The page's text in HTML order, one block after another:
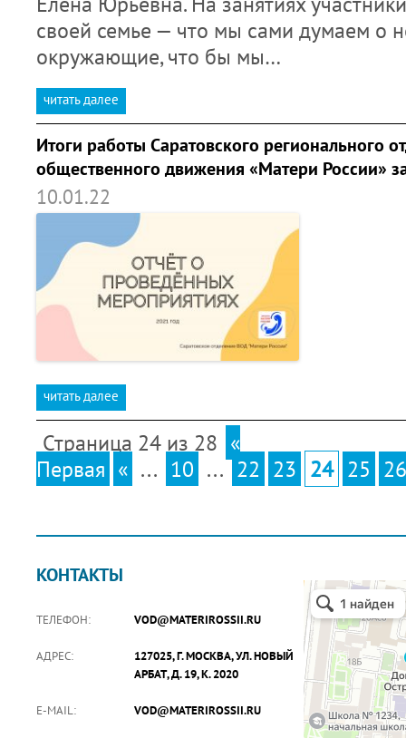
своей семье — что мы сами думаем о
окружающие, что бы мы…
читать далее
Итоги работы Саратовского регионального
общественного движения «Матери России»
10.01.22
читать далее
Страница 24 из 28 «
Первая « ... 10 ... 22 23 24 25 26
КОНТАКТЫ
ТЕЛЕФОН: VOD@MATERIROSSII.RU
АДРЕС:
127025, Г. МОСКВА, УЛ. НОВЫЙ
АРБАТ, Д. 19, К. 2020
E-MAIL: VOD@MATERIROSSII.RU